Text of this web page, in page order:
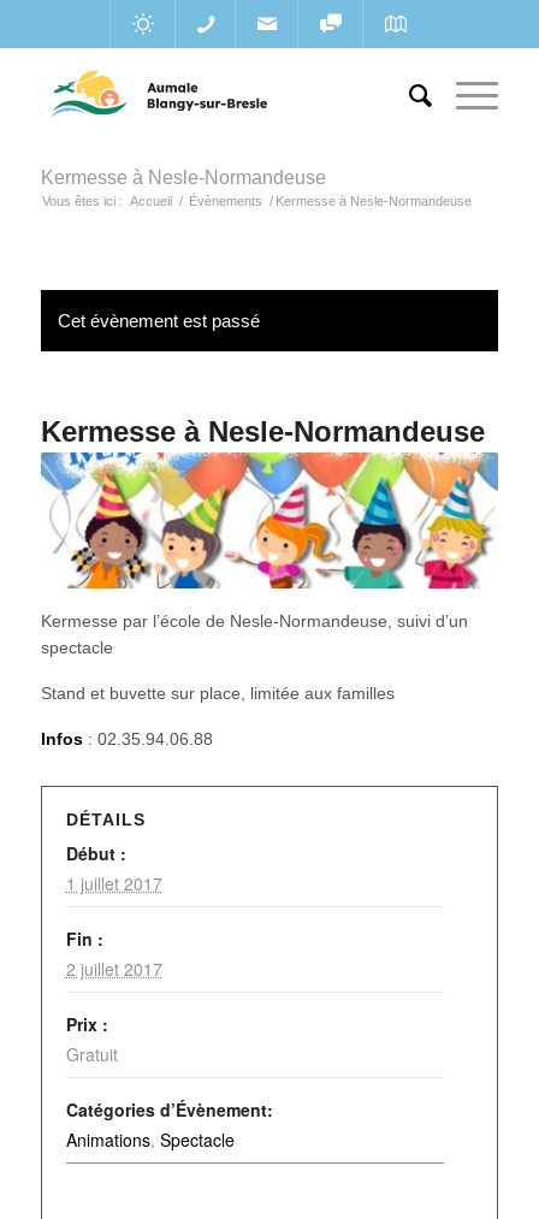
Kermesse à Nesle-Normandeuse
Vous êtes ici : Accueil / Évènements / Kermesse à Nesle-Normandeuse
Cet évènement est passé
Kermesse à Nesle-Normandeuse
Kermesse par l’école de Nesle-Normandeuse, suivi d’un
spectacle
Stand et buvette sur place, limitée aux familles
Infos: 02.35.94.06.88
DÉTAILS
Début :
1 juillet 2017
Fin :
2 juillet 2017
Prix :
Gratuit
Catégories d’Évènement:
Animations, Spectacle